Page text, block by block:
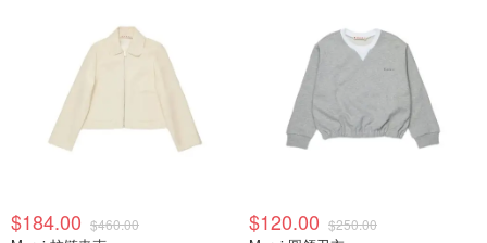
$184.00 $460.00 $120.00 $250.00